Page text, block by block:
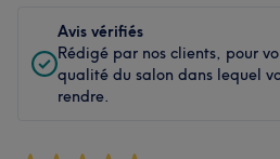
Avis vérifiés
Rédigé par nos clients, pour
qualité du salon dans lequel
rendre.